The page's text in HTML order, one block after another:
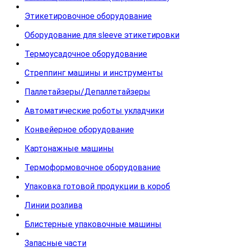
Этикетировочное оборудование
Оборудование для sleeve этикетировки
Термоусадочное оборудование
Стреппинг машины и инструменты
Паллетайзеры/Депаллетайзеры
Автоматические роботы укладчики
Конвейерное оборудование
Картонажные машины
Термоформовочное оборудование
Упаковка готовой продукции в короб
Линии розлива
Блистерные упаковочные машины
Запасные части